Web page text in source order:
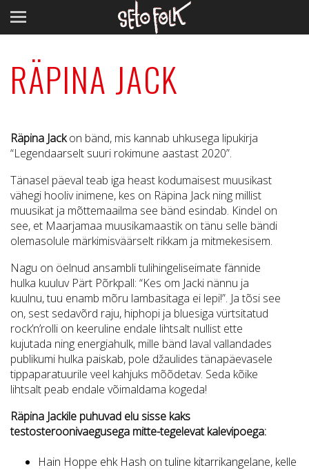
RÄPINA JACK
Räpina Jackon bänd, mis kannab uhkusega lipukirja
“Legendaarselt suuri rokimune aastast 2020”.
Tänasel päeval teab iga heast kodumaisest muusikast
vähegi hooliv inimene, kes on Räpina Jack ning millist
muusikat ja mõttemaailma see bänd esindab. Kindel on
see, et Maarjamaa muusikamaastik on tänu selle bändi
olemasolule märkimisväärselt rikkam ja mitmekesisem.
Nagu on öelnud ansambli tulihingeliseimate fännide
hulka kuuluv Pärt Põrkpall: “Kes om Jacki nännu ja
kuulnu, tuu enamb mõru lambasitaga ei lepi!”. Ja tõsi see
on, sest sedavõrd raju, hiphopi ja bluesiga vürtsitatud
rock’n’rolli on keeruline endale lihtsalt nullist ette
kujutada ning energiahulk, mille bänd laval vallandades
publikumi hulka paiskab, pole džaulidestänapäevasele
tippaparatuurile veel kahjuks mõõdetav. Seda kõike
lihtsalt peab endale võimaldama kogeda!
Räpina Jackile puhuvad elu sisse kaks
testosteroonivaegusega mitte-tegelevat kalevipoega:
Hain Hoppe ehk Hash on tuline kitarrikangelane, kelle